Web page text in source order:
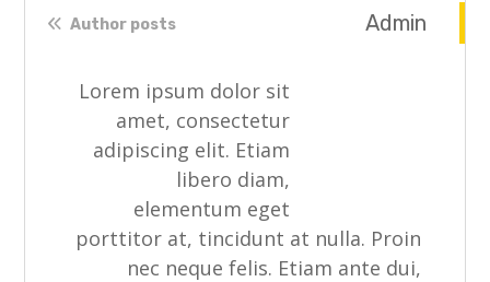
Admin
Author posts
Lorem ipsum dolor sit
amet, consectetur
adipiscing elit. Etiam
libero diam,
elementum eget
porttitor at, tincidunt at nulla. Proin
nec neque felis. Etiam ante dui,